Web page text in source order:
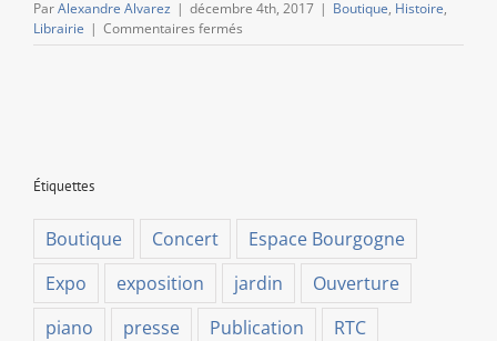
ParAlexandre Alvarez | décembre 4th, 2017 | Boutique, Histoire,
Librairie | Commentaires fermés
Sortie
Wallonie
des
origines
à
1789 »
Étiquettes
Boutique Concert
Espace Bourgogne
Expo
exposition jardin
Ouverture
piano
presse Publication
RTC